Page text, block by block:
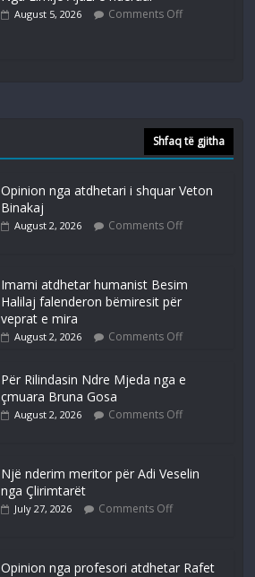
August 5, 2026 Comments Off
Shfaq të gjitha
Opinion nga atdhetari i shquar Veton
Binakaj
August 2, 2026 Comments Off
Imami atdhetar humanist Besim
Halilaj falenderon bëmiresit për
veprat e mira
August 2, 2026 Comments Off
Për Rilindasin Ndre Mjeda nga e
çmuara Bruna Gosa
August 2, 2026 Comments Off
Një nderim meritor për Adi Veselin
nga Çlirimtarët
July 27, 2026 Comments Off
Opinion nga profesori atdhetar Rafet